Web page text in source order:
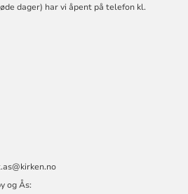
dager) har vi åpent på telefon kl.
og Ås: